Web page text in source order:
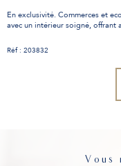
En exclusivité. Commerces et
avec un intérieur soigné, offrant
Réf : 203832
Vous